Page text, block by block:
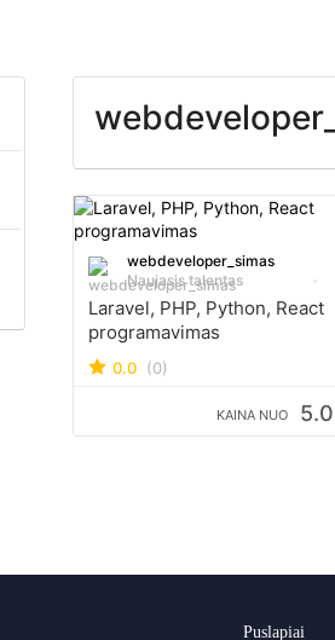
webdeveloper_simas
Naujasis talentas
Laravel, PHP, Python, React
programavimas
0.0 (0)
KAINA NUO
Puslapiai